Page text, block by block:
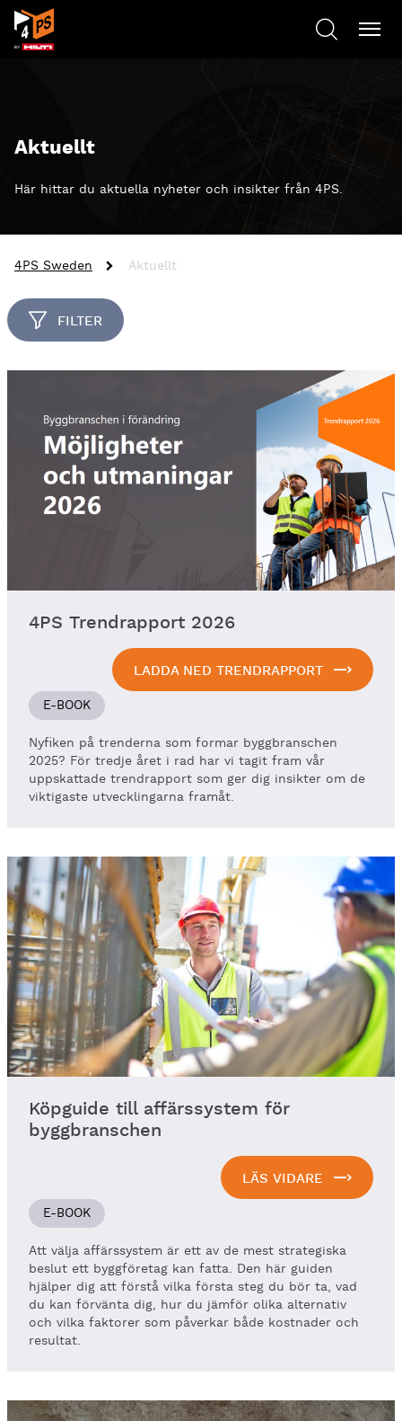
Aktuellt
Här hittar du aktuella nyheter och insikter från 4PS.
4PS Sweden Aktuellt
FILTER
4PS Trendrapport 2026
LADDA NED TRENDRAPPORT
E-BOOK
Nyfiken på trenderna som formar byggbranschen
2025? För tredje året i rad har vi tagit fram vår
uppskattade trendrapport som ger dig insikter om de
viktigaste utvecklingarna framåt.
Köpguide till affärssystem för
byggbranschen
LÄS VIDARE
E-BOOK
Att välja affärssystem är ett av de mest strategiska
beslut ett byggföretag kan fatta. Den här guiden
hjälper dig att förstå vilka första steg du bör ta, vad
du kan förvänta dig, hur du jämför olika alternativ
och vilka faktorer som påverkar både kostnader och
resultat.